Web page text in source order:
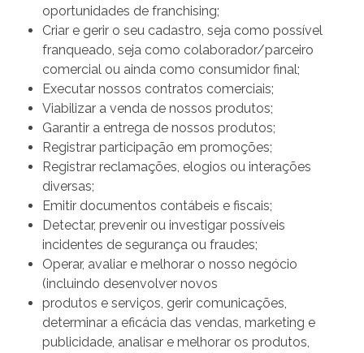
oportunidades de franchising;
Criar e gerir o seu cadastro, seja como possível
franqueado, seja como colaborador/parceiro
comercial ou ainda como consumidor final;
Executar nossos contratos comerciais;
Viabilizar a venda de nossos produtos;
Garantir a entrega de nossos produtos;
Registrar participação em promoções;
Registrar reclamações, elogios ou interações
diversas;
Emitir documentos contábeis e fiscais;
Detectar, prevenir ou investigar possíveis
incidentes de segurança ou fraudes;
Operar, avaliar e melhorar o nosso negócio
(incluindo desenvolver novos
produtos e serviços, gerir comunicações,
determinar a eficácia das vendas, marketing e
publicidade, analisar e melhorar os produtos,